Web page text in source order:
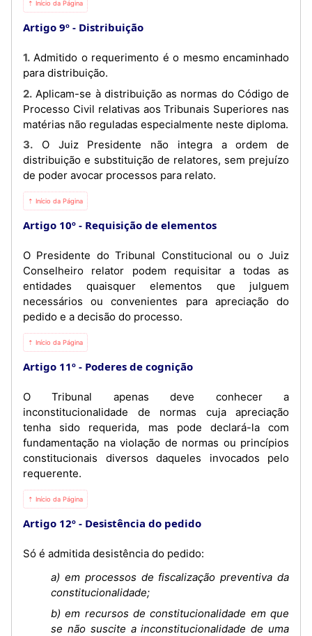
⇡ Início da Página
Artigo 9º Distribuição
1. Admitido o requerimento é o mesmo encaminhado
para distribuição.
2. Aplicam-se à distribuição as normas do Código de
Processo Civil relativas aos Tribunais Superiores nas
matérias não reguladas especialmente neste diploma.
3. O Juiz Presidente não integra a ordem de
distribuição e substituição de relatores, sem prejuízo
de poder avocar processos para relato.
⇡ Início da Página
Artigo 10º Requisição de elementos
O Presidente do Tribunal Constitucional ou o Juiz
Conselheiro relator podem requisitar a todas as
entidades quaisquer elementos que julguem
necessários ou convenientes para apreciação do
pedido e a decisão do processo.
⇡ Início da Página
Artigo 11º Poderes de cognição
O Tribunal apenas deve conhecer a
inconstitucionalidade de normas cuja apreciação
tenha sido requerida, mas pode declará-la com
fundamentação na violação de normas ou princípios
constitucionais diversos daqueles invocados pelo
requerente.
⇡ Início da Página
Artigo 12º Desistência do pedido
Só é admitida desistência do pedido:
a) em processos de fiscalização preventiva da
constitucionalidade;
b) em recursos de constitucionalidade em que
se não suscite a inconstitucionalidade de uma